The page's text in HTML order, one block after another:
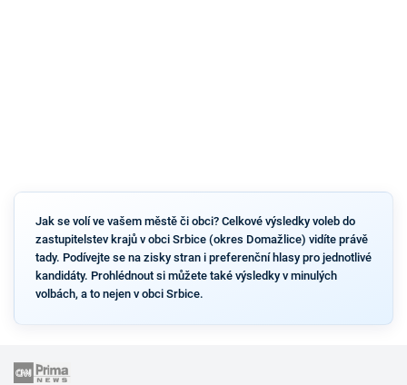
Jak se volí ve vašem městě či obci? Celkové výsledky voleb do
zastupitelstev krajů v obci Srbice (okres Domažlice) vidíte právě
tady. Podívejte se na zisky stran i preferenční hlasy pro jednotlivé
kandidáty. Prohlédnout si můžete také výsledky v minulých
volbách, a to nejen v obci Srbice.